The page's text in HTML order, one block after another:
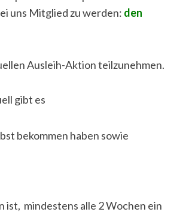
uns Mitglied zu werden: den
Ausleih-Aktion teilzunehmen.
gibt es
bekommen haben sowie
mindestens alle 2 Wochen ein